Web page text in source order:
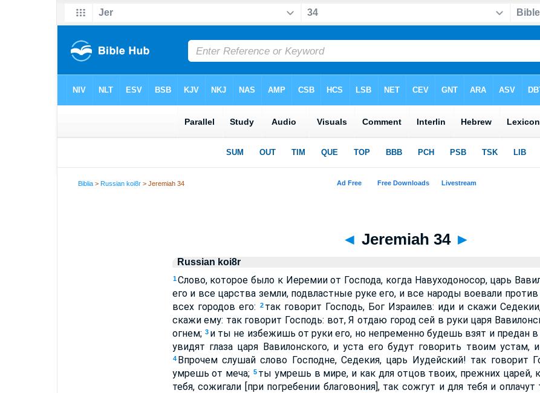
Biblia >Russian koi8r > Jeremiah 34
◄ Jeremiah 34 ►
Russian koi8r
1 Слово, которое было к Иеремии от Господа, когда Навуходоносор, царь
его и все царства земли, подвластные руке его, и все народы воевали
всех городов его:
2 так говорит Господь, Бог Израилев: иди и скажи
скажи ему: так говорит Господь: вот, Я отдаю город сей в руки царя
огнем; 3 и ты не избежишь от руки его, но непременно будешь взят и предан в
увидят глаза царя Вавилонского, и уста его будут говорить твоим устам,
4 Впрочем слушай слово Господне, Седекия, царь Иудейский! так говорит
умрешь от меча; 5 ты умрешь в мире, и как для отцов твоих, прежних царей,
тебя, сожигали [при погребении благовония], так сожгут и для тебя и оплачут